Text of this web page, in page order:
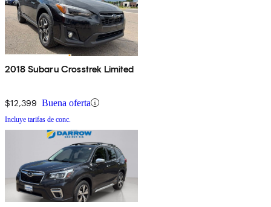
2018 Subaru Crosstrek Limited
$12,399 Buena oferta
Incluye tarifas de conc.